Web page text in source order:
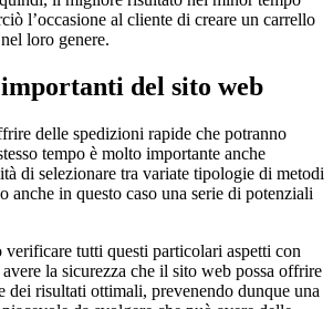
l’occasione al cliente di creare un carrello
loro genere.
del sito web
delle spedizioni rapide che potranno
tempo è molto importante anche
di selezionare tra variate tipologie di metodi
anche in questo caso una serie di potenziali
verificare tutti questi particolari aspetti con
la sicurezza che il sito web possa offrire
dei risultati ottimali, prevenendo dunque una